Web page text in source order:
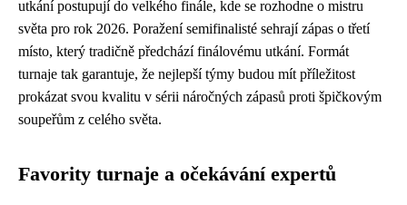
utkání postupují do velkého finále, kde se rozhodne o mistru
světa pro rok 2026. Poražení semifinalisté sehrají zápas o třetí
místo, který tradičně předchází finálovému utkání. Formát
turnaje tak garantuje, že nejlepší týmy budou mít příležitost
prokázat svou kvalitu v sérii náročných zápasů proti špičkovým
soupeřům z celého světa.
Favority turnaje a očekávání expertů